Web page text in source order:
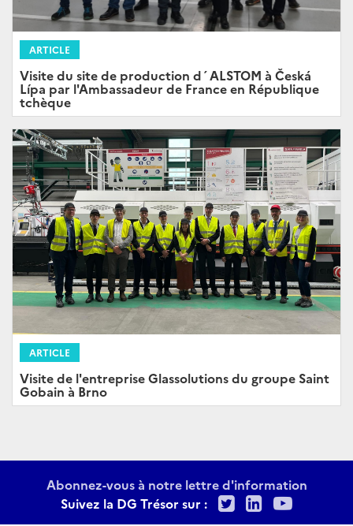
ARTICLE
Visite du site de production d´ALSTOM à Česká
Lípa par l'Ambassadeur de France en République
tchèque
ARTICLE
Visite de l'entreprise Glassolutions du groupe Saint
Gobain à Brno
Abonnez-vous à notre lettre d'information
Suivez la DG Trésor sur :
TwitterLinkedIn